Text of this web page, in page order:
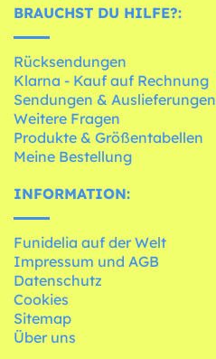
BRAUCHST DU HILFE?:
Rücksendungen
Klarna - Kauf auf Rechnung
Sendungen & Auslieferungen
Weitere Fragen
Produkte & Größentabellen
Meine Bestellung
INFORMATION:
Funidelia auf der Welt
Impressum und AGB
Datenschutz
Cookies
Sitemap
Über uns